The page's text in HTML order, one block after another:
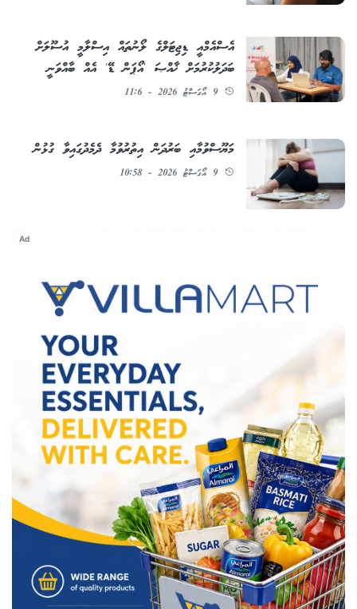
އެސްއެމްއީ ޑިޖިޓަލްގެ ލޯނުތައް އިސްލާމީ އުސޫލަށް
ބަދަލުކުރުމަށް ޚާއްޞަ 'އޯޕަން ޑޭ' އެއް ބާއްވަނީ
9 އޯގަސްޓު 2026 - 11:6
މަޔޫސްވުމާއި ބަރުދަން އިތުރުވުމާ ދެމެދުގައިވާ ގުޅުން
9 އޯގަސްޓު 2026 - 10:58
Ad